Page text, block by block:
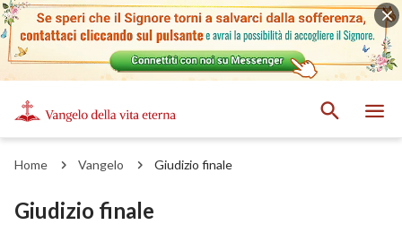
Home Vangelo Giudizio finale
Giudizio finale